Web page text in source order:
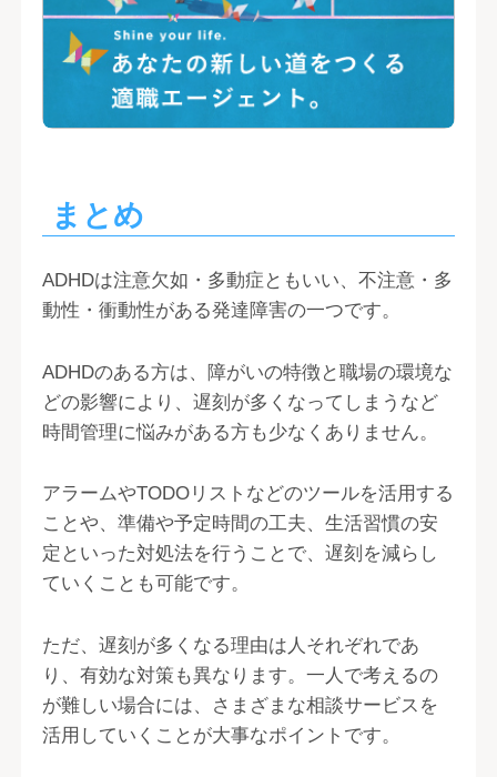
まとめ
ADHDは注意欠如・多動症ともいい、不注意・多
動性・衝動性がある発達障害の一つです。
ADHDのある方は、障がいの特徴と職場の環境な
どの影響により、遅刻が多くなってしまうなど
時間管理に悩みがある方も少なくありません。
アラームやTODOリストなどのツールを活用する
ことや、準備や予定時間の工夫、生活習慣の安
定といった対処法を行うことで、遅刻を減らし
ていくことも可能です。
ただ、遅刻が多くなる理由は人それぞれであ
り、有効な対策も異なります。一人で考えるの
が難しい場合には、さまざまな相談サービスを
活用していくことが大事なポイントです。